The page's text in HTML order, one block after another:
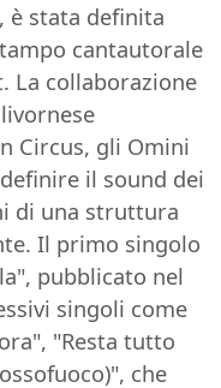
è stata definita
cantautorale
La collaborazione
Circus, gli Omini
il sound dei
di una struttura
Il primo singolo
pubblicato nel
singoli come
"Resta tutto
che